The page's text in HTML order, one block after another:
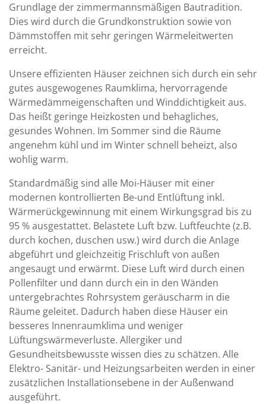
Grundlage der zimmermannsmäßigen Bautradition.
Dies wird durch die Grundkonstruktion sowie von
Dämmstoffen mit sehr geringen Wärmeleitwerten
erreicht.
Unsere effizienten Häuser zeichnen sich durch ein sehr
gutes ausgewogenes Raumklima, hervorragende
Wärmedämmeigenschaften und Winddichtigkeit aus.
Das heißt geringe Heizkosten und behagliches,
gesundes Wohnen. Im Sommer sind die Räume
angenehm kühl und im Winter schnell beheizt, also
wohlig warm.
Standardmäßig sind alle Moi-Häuser mit einer
modernen kontrollierten Be-und Entlüftung inkl.
Wärmerückgewinnung mit einem Wirkungsgrad bis zu
95 % ausgestattet. Belastete Luft bzw. Luftfeuchte (z.B.
durch kochen, duschen usw.) wird durch die Anlage
abgeführt und gleichzeitig Frischluft von außen
angesaugt und erwärmt. Diese Luft wird durch einen
Pollenfilter und dann durch ein in den Wänden
untergebrachtes Rohrsystem geräuscharm in die
Räume geleitet. Dadurch haben diese Häuser ein
besseres Innenraumklima und weniger
Lüftungswärmeverluste. Allergiker und
Gesundheitsbewusste wissen dies zu schätzen. Alle
Elektro- Sanitär- und Heizungsarbeiten werden in einer
zusätzlichen Installationsebene in der Außenwand
ausgeführt.